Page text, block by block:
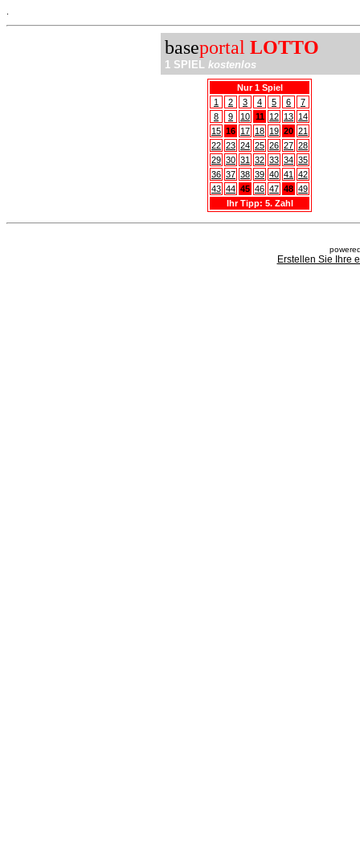
baseportal LOTTO
1 SPIEL kostenlos
Nur 1 Spiel
1
2 3 4 5 6
7
8
9 10 11 12 13 14
15 16 17 18 19 20 21
22 23 24 25 26 27 28
29 30 31 32 33 34 35
36 37 38 39 40 41
42
43 44 45 46 47 48 49
Ihr Tipp: 5. Zahl
Erstellen Sie Ihre